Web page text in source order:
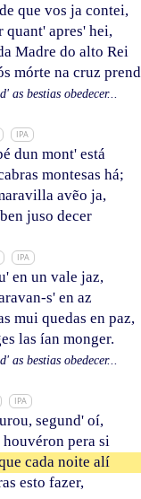
que vos ja contei,
quant' apres' hei,
Madre do alto Rei
mórte na cruz
as bestias obedecer...
IPA
dun mont' está
montesas há;
avẽo ja,
juso decer
IPA
en un vale jaz,
s' en az
mui quedas en paz,
las ían monger.
as bestias obedecer...
IPA
segund' oí,
houvéron pera si
cada noite alí
esto fazer,